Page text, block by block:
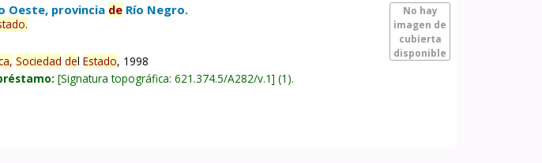
No hay
imagen de
cubierta
disponible
Oeste, provincia de Río Negro.
.
Sociedad delEstado, 1998
Signatura topográfica:621.374.5/A282/v.1 (1).